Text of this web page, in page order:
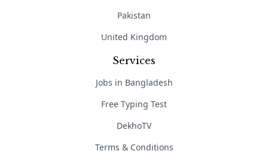
Pakistan
United Kingdom
Services
Jobs in Bangladesh
Free Typing Test
DekhoTV
Terms & Conditions